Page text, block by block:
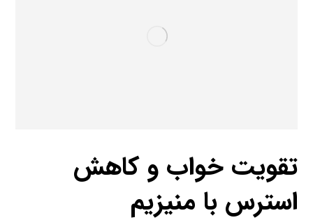
تقویت خواب و کاهش
استرس با منیزیم